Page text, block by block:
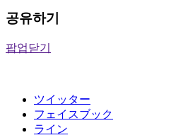
공유하기
팝업닫기
ツイッター
フェイスブック
ライン